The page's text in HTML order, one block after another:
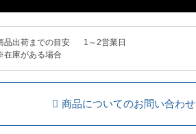
品出荷までの目安
庫がある場合
1～2営業日
商品についてのお問い合わせ